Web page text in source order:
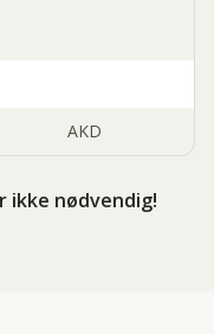
AKD
ikke nødvendig!